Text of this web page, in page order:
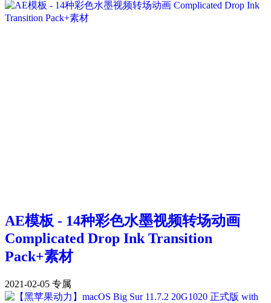
AE模板 - 14种彩色水墨视频转场动画
Complicated Drop Ink Transition
Pack+素材
2021-02-05 专属